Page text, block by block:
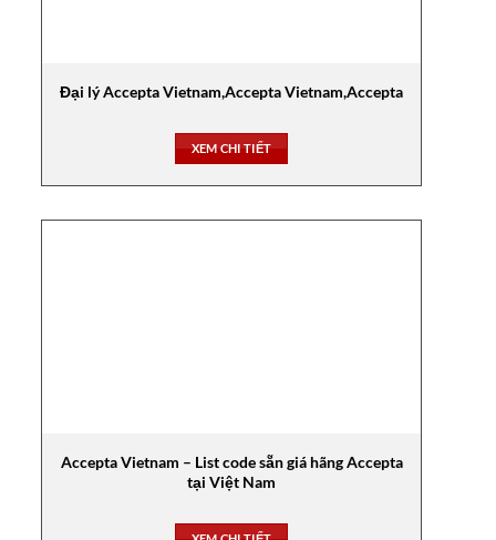
Đại lý Accepta Vietnam,Accepta Vietnam,Accepta
XEM CHI TIẾT
Accepta Vietnam – List code sẵn giá hãng Accepta
tại Việt Nam